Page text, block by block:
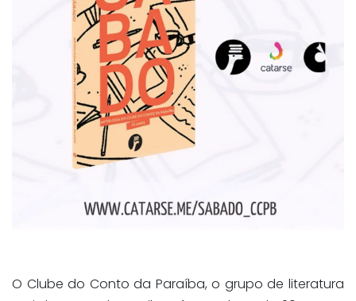
O Clube do Conto da Paraíba, o grupo de literatura